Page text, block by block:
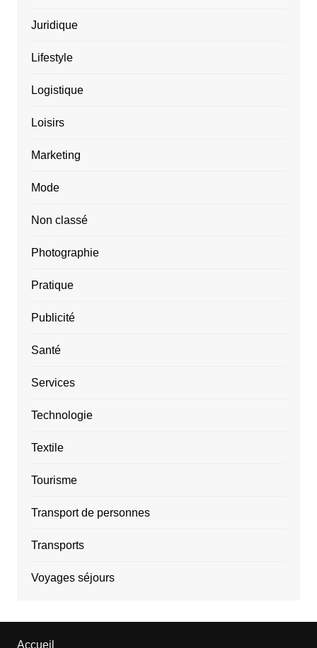
Juridique
Lifestyle
Logistique
Loisirs
Marketing
Mode
Non classé
Photographie
Pratique
Publicité
Santé
Services
Technologie
Textile
Tourisme
Transport de personnes
Transports
Voyages séjours
Accueil